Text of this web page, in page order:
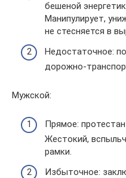
бешеной
Манипулирует,
не стесняется в
Недостаточное:
дорожно-
Мужской:
Прямое:
Жестокий,
рамки.
Избыточное: